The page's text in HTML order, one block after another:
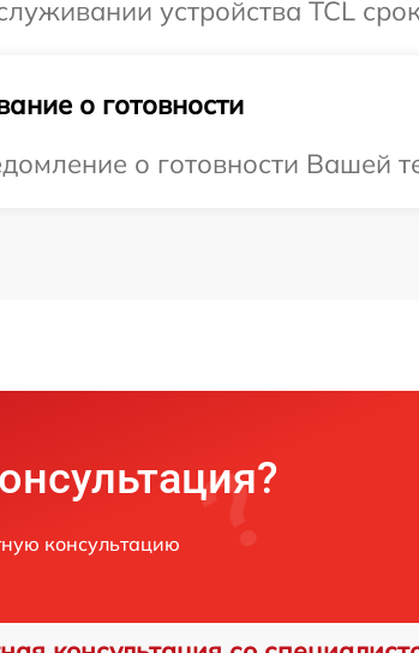
устройства TCL
о готовности
о готовности Вашей
консультацию